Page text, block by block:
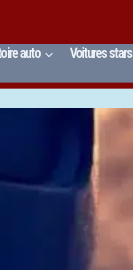
auto Voitures stars